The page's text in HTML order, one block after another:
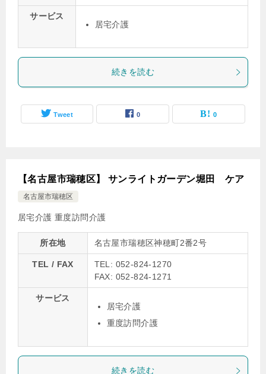
サービス
居宅介護
続きを読む
Tweet 0 0
【名古屋市瑞穂区】 サンライトガーデン堀田 ケア
名古屋市瑞穂区
居宅介護 重度訪問介護
所在地 名古屋市瑞穂区神穂町2番2号
TEL / FAX
TEL: 052-824-1270
FAX: 052-824-1271
サービス
居宅介護
重度訪問介護
続きを読む